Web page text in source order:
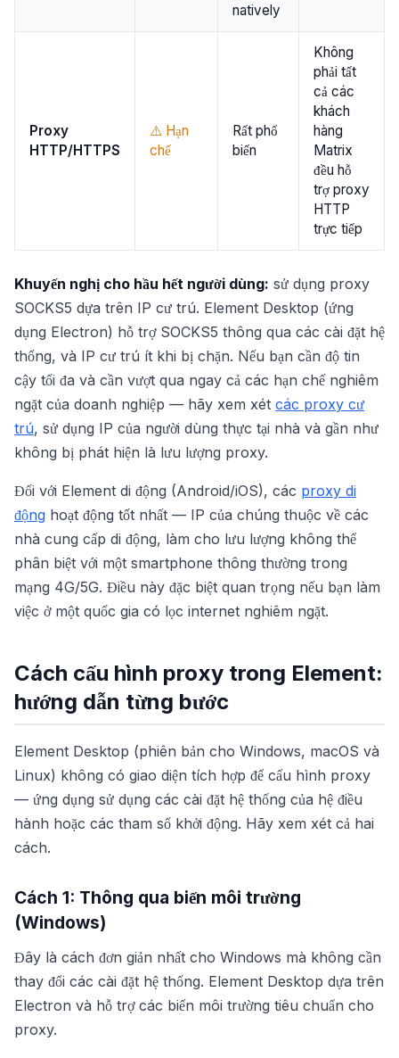
natively
Proxy
HTTP/HTTPS
⚠️ Hạn
chế
Rất phổ
biến
Không
phải tất
cả các
khách
hàng
Matrix
đều hỗ
trợ proxy
HTTP
trực tiếp
Khuyến nghị cho hầu hết người dùng: sử dụng proxy
SOCKS5 dựa trên IP cư trú. Element Desktop (ứng
dụng Electron) hỗ trợ SOCKS5 thông qua các cài đặt hệ
thống, và IP cư trú ít khi bị chặn. Nếu bạn cần độ tin
cậy tối đa và cần vượt qua ngay cả các hạn chế nghiêm
ngặt của doanh nghiệp — hãy xem xét các proxy cư
trú, sử dụng IP của người dùng thực tại nhà và gần như
không bị phát hiện là lưu lượng proxy.
Đối với Element di động (Android/iOS), các proxy di
động hoạt động tốt nhất — IP của chúng thuộc về các
nhà cung cấp di động, làm cho lưu lượng không thể
phân biệt với một smartphone thông thường trong
mạng 4G/5G. Điều này đặc biệt quan trọng nếu bạn làm
việc ở một quốc gia có lọc internet nghiêm ngặt.
Cách cấu hình proxy trong Element:
hướng dẫn từng bước
Element Desktop (phiên bản cho Windows, macOS và
Linux) không có giao diện tích hợp để cấu hình proxy
— ứng dụng sử dụng các cài đặt hệ thống của hệ điều
hành hoặc các tham số khởi động. Hãy xem xét cả hai
cách.
Cách 1: Thông qua biến môi trường
(Windows)
Đây là cách đơn giản nhất cho Windows mà không cần
thay đổi các cài đặt hệ thống. Element Desktop dựa trên
Electron và hỗ trợ các biến môi trường tiêu chuẩn cho
proxy.